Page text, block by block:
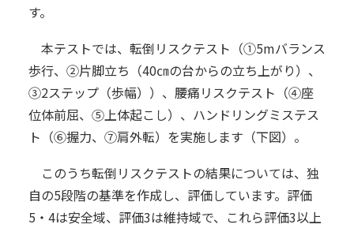
す。
本テストでは、転倒リスクテスト（①5mバランス
歩行、②片脚立ち（40㎝の台からの立ち上がり）、
③2ステップ（歩幅））、腰痛リスクテスト（④座
位体前屈、⑤上体起こし）、ハンドリングミステス
ト（⑥握力、⑦肩外転）を実施します（下図）。
このうち転倒リスクテストの結果については、独
自の5段階の基準を作成し、評価しています。評価
5・4は安全域、評価3は維持域で、これら評価3以上